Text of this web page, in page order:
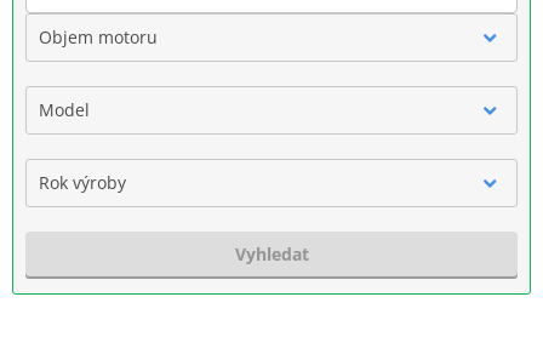
Objem motoru
Model
Rok výroby
Vyhledat